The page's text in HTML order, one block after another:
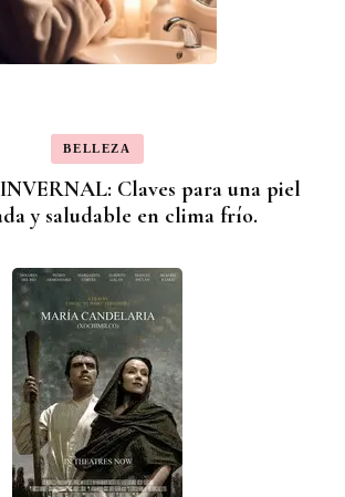
BELLEZA
Claves para una piel
y saludable en clima frío.